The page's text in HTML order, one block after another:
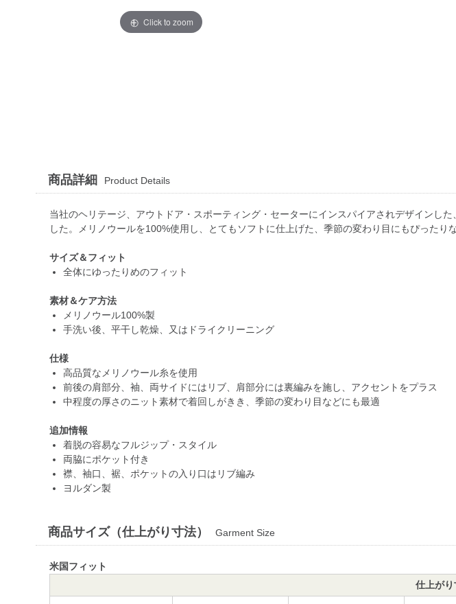
Click to zoom
商品詳細 Product Details
当社のヘリテージ、アウトドア・スポーティング・セーターにインスパイアされデザインし
した。メリノウールを100%使用し、とてもソフトに仕上げた、季節の変わり目にもぴったり
サイズ＆フィット
全体にゆったりめのフィット
素材＆ケア方法
メリノウール100%製
手洗い後、平干し乾燥、又はドライクリーニング
仕様
高品質なメリノウール糸を使用
前後の肩部分、袖、両サイドにはリブ、肩部分には裏編みを施し、アクセントをプラス
中程度の厚さのニット素材で着回しがきき、季節の変わり目などにも最適
追加情報
着脱の容易なフルジップ・スタイル
両脇にポケット付き
襟、袖口、裾、ポケットの入り口はリブ編み
ヨルダン製
商品サイズ（仕上がり寸法） Garment Size
米国フィット
仕上がり